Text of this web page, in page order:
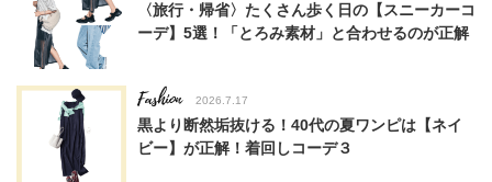
〈旅行・帰省〉たくさん歩く日の【スニーカーコ
ーデ】5選！「とろみ素材」と合わせるのが正解
Fashion 2026.7.17
黒より断然垢抜ける！40代の夏ワンピは【ネイ
ビー】が正解！着回しコーデ３